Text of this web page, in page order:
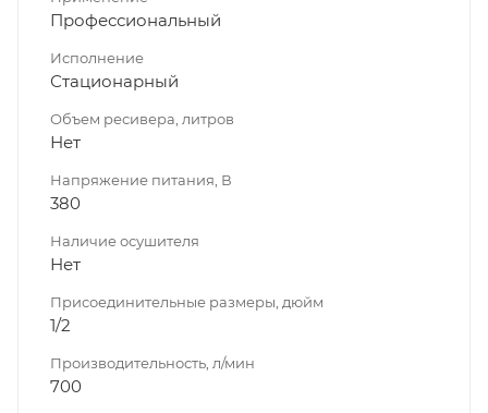
Профессиональный
Исполнение
Стационарный
Объем ресивера, литров
Нет
Напряжение питания, В
380
Наличие осушителя
Нет
Присоединительные размеры, дюйм
1/2
Производительность, л/мин
700